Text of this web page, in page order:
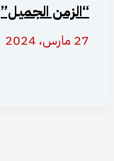
“الزمن الجميل”
27 مارس، 2024